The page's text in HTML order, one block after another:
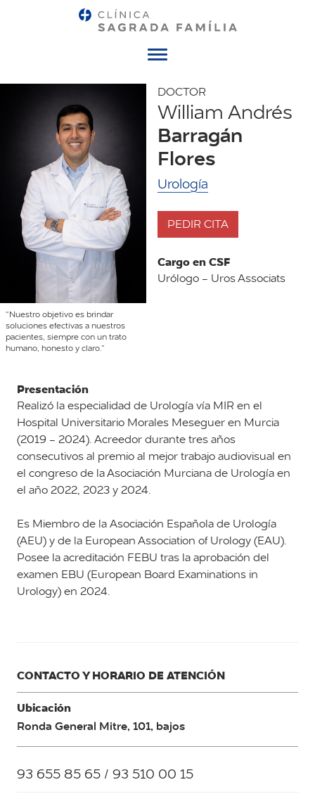
“Nuestro objetivo es brindar
soluciones efectivas a nuestros
pacientes, siempre con un trato
humano, honesto y claro.”
DOCTOR
William Andrés
Barragán
Flores
Urología
PEDIR CITA
Cargo en CSF
Urólogo - Uros Associats
Presentación
Realizó la especialidad de Urología vía MIR en el
Hospital Universitario Morales Meseguer en Murcia
(2019 - 2024). Acreedor durante tres años
consecutivos al premio al mejor trabajo audiovisual en
el congreso de la Asociación Murciana de Urología en
el año 2022, 2023 y 2024.
Es Miembro de la Asociación Española de Urología
(AEU) y de la European Association of Urology (EAU).
Posee la acreditación FEBU tras la aprobación del
examen EBU (European Board Examinations in
Urology) en 2024.
CONTACTO Y HORARIO DE ATENCIÓN
Ubicación
Ronda General Mitre, 101, bajos
93 655 85 65 / 93 510 00 15